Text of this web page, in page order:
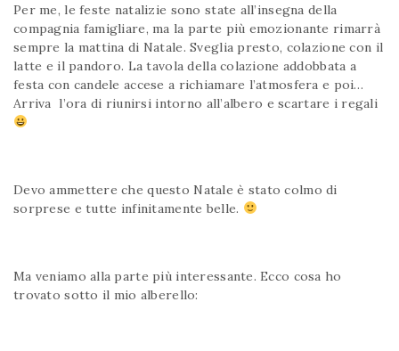
Per me, le feste natalizie sono state all’insegna della
compagnia famigliare, ma la parte più emozionante rimarrà
sempre la mattina di Natale. Sveglia presto, colazione con il
latte e il pandoro. La tavola della colazione addobbata a
festa con candele accese a richiamare l’atmosfera e poi…
Arriva l’ora di riunirsi intorno all’albero e scartare i regali
Devo ammettere che questo Natale è stato colmo di
sorprese e tutte infinitamente belle.
Ma veniamo alla parte più interessante. Ecco cosa ho
trovato sotto il mio alberello: